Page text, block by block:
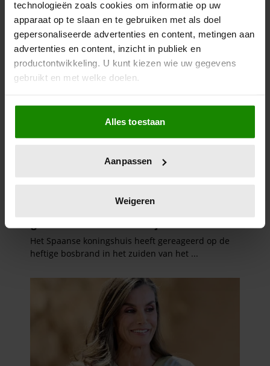
technologieën zoals cookies om informatie op uw
apparaat op te slaan en te gebruiken met als doel
gepersonaliseerde advertenties en content, metingen aan
advertenties en content, inzicht in publiek en
productontwikkeling. U kunt kiezen wie uw gegevens
gebruikt en met welke doelen.
Als u het toestaat, willen we ook graag:
Informatie verzamelen over uw geografische
locatie, die tot een paar meter nauwkeurig kan zijn
scannen op specifieke eigenschappen (fingerprinting)
verwerkt en stel uw voorkeuren in het
intrekken in de Cookieverklaring.
We gebruiken cookies om content en advertenties te
en om ons websiteverkeer te analyseren. Ook delen we
informatie over uw gebruik van onze site met onze
partners voor social media, adverteren en analyse. Deze
partners kunnen deze gegevens combineren met andere
informatie die u aan ze heeft verstrekt of die ze hebben
verzameld op basis van uw gebruik van hun services. U
Alles toestaan
Aanpassen
Weigeren